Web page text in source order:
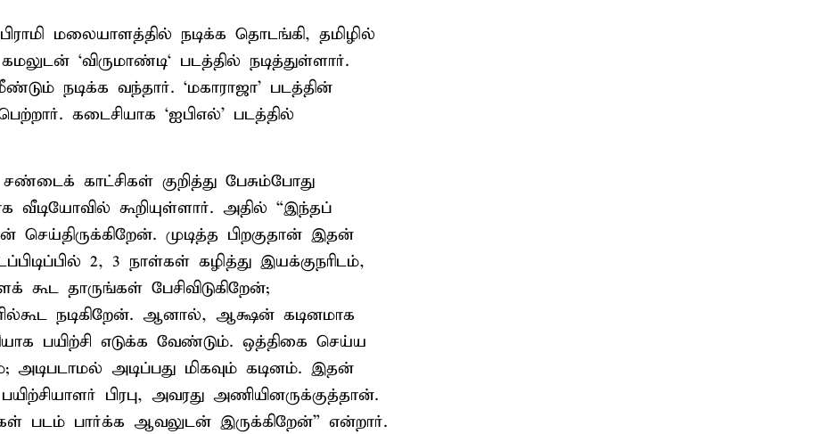
மலையாளத்தில் நடிக்க தொடங்கி, தமிழில்
‘விருமாண்டி‘ படத்தில் நடித்துள்ளார்.
நடிக்க வந்தார். ‘மகாராஜா’ படத்தின்
கடைசியாக ‘ஐபிஎல்’ படத்தில்
சண்டைக் காட்சிகள் குறித்து பேசும்போது
கூறியுள்ளார். அதில் “இந்தப்
முடித்த பிறகுதான் இதன்
2, 3 நாள்கள் கழித்து இயக்குநரிடம்,
தாருங்கள் பேசிவிடுகிறேன்;
நடிகிறேன். ஆனால், ஆக்ஷன் கடினமாக
பயிற்சி எடுக்க வேண்டும். ஒத்திகை செய்ய
அடிபடாமல் அடிப்பது மிகவும் கடினம். இதன்
பிரபு, அவரது அணியினருக்குத்தான்.
படம் பார்க்க ஆவலுடன் இருக்கிறேன்” என்றார்.